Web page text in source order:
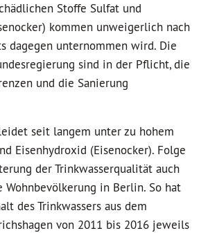
Stoffe Sulfat und
kommen unweigerlich nach
dagegen unternommen wird. Die
sind in der Pflicht, die
und die Sanierung
seit langem unter zu hohem
Eisenhydroxid (Eisenocker). Folge
der Trinkwasserqualität auch
Wohnbevölkerung in Berlin. So hat
des Trinkwassers aus dem
von 2011 bis 2016 jeweils